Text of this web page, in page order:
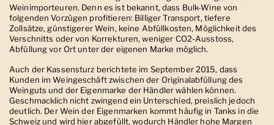
Weinimporteuren. Denn es ist bekannt, dass Bulk-Wine von
folgenden Vorzügen profitieren: Billiger Transport, tiefere
Zollsätze, günstigerer Wein, keine Abfüllkosten, Möglichkeit des
Verschnitts oder von Korrekturen, weniger CO2-Ausstoss,
Abfüllung vor Ort unter der eigenen Marke möglich.
Auch der Kassensturz berichtete im September 2015, dass
Kunden im Weingeschäft zwischen der Originalabfüllung des
Weinguts und der Eigenmarke der Händler wählen können.
Geschmacklich nicht zwingend ein Unterschied, preislich jedoch
deutlich. Der Wein der Eigenmarken kommt häufig in Tanks in die
Schweiz und wird hier abgefüllt, wodurch Händler hohe Margen